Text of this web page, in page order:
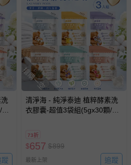
低溫陽光無法照射處。
後，除產品本身瑕疵，恕無法辦理
的鑑賞期／猶豫期權益，但此期間
商品必須是未經使用的全新狀態，
明文件及贈品等。
品7天（含例假日內提出），如為
，將由媽咪愛負責處理，若非瑕疵
可進行申請。若有相關退貨問題，請
@mamilove 我們將依序為您處理
蹤
搶購一空
清淨海 - 純淨泰迪 植粹酵素洗
衣膠囊-超值3袋組(5gx30顆/
73折
$657 $899
最新上架 追蹤